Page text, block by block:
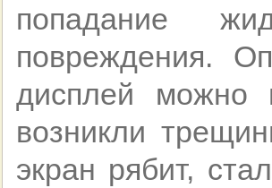
попадание
повреждения.
дисплей можно
возникли
экран рябит,